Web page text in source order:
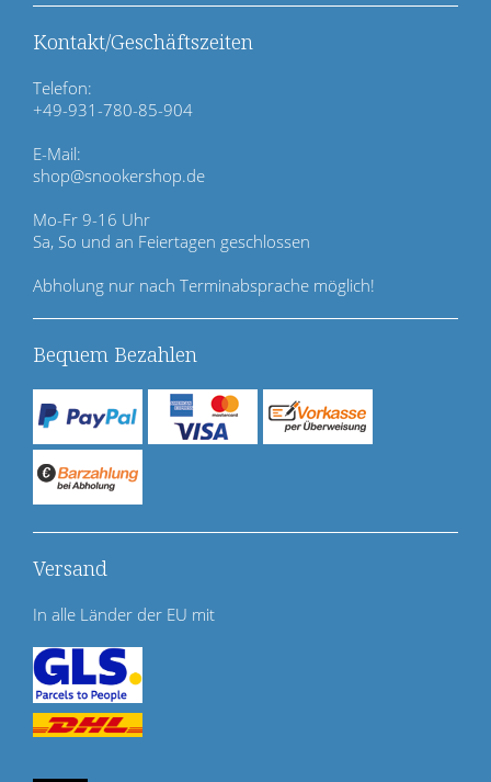
n
ü
b
e
r
p
r
i
n
g
e
n
Kontakt/Geschäftszeiten
Telefon:
+49-931-780-85-904
E-Mail:
shop@snookershop.de
Mo-Fr 9-16 Uhr
Sa, So und an Feiertagen geschlossen
Abholung nur nach Terminabsprache möglich!
Bequem Bezahlen
Versand
In alle Länder der EU mit